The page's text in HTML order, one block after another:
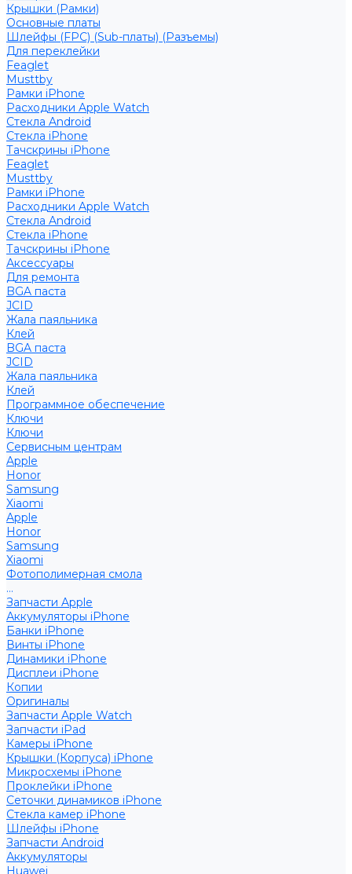
Крышки (Рамки)
Основные платы
Шлейфы (FPC) (Sub-платы) (Разъемы)
Для переклейки
Feaglet
Musttby
Рамки iPhone
Расходники Apple Watch
Стекла Android
Стекла iPhone
Тачскрины iPhone
Feaglet
Musttby
Рамки iPhone
Расходники Apple Watch
Стекла Android
Стекла iPhone
Тачскрины iPhone
Аксессуары
Для ремонта
BGA паста
JCID
Жала паяльника
Клей
BGA паста
JCID
Жала паяльника
Клей
Программное обеспечение
Ключи
Ключи
Сервисным центрам
Apple
Honor
Samsung
Xiaomi
Apple
Honor
Samsung
Xiaomi
Фотополимерная смола
...
Запчасти Apple
Аккумуляторы iPhone
Банки iPhone
Винты iPhone
Динамики iPhone
Дисплеи iPhone
Копии
Оригиналы
Запчасти Apple Watch
Запчасти iPad
Камеры iPhone
Крышки (Корпуса) iPhone
Микросхемы iPhone
Проклейки iPhone
Сеточки динамиков iPhone
Стекла камер iPhone
Шлейфы iPhone
Запчасти Android
Аккумуляторы
Huawei